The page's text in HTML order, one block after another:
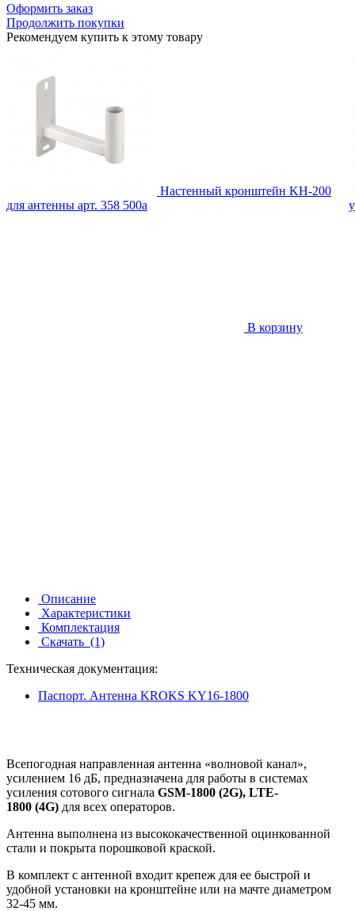
Оформить заказ
Продолжить покупки
Рекомендуем купить к этому товару
Настенный кронштейн KH-200
для антенны арт. 358 500a
В корзину
Описание
Характеристики
Комплектация
Скачать (1)
Техническая документация:
Паспорт. Антенна KROKS KY16-1800
Всепогодная направленная антенна «волновой канал»,
усилением 16 дБ, предназначена для работы в системах
усиления сотового сигнала GSM-1800 (2G), LTE-
1800 (4G) для всех операторов.
Антенна выполнена из высококачественной оцинкованной
стали и покрыта порошковой краской.
В комплект с антенной входит крепеж для ее быстрой и
удобной установки на кронштейне или на мачте диаметром
32-45 мм.